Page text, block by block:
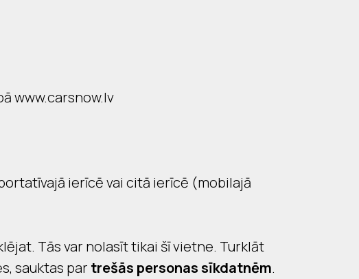
www.carsnow.lv
ierīcē vai citā ierīcē (mobilajā
Tās var nolasīt tikai šī vietne. Turklāt
sauktas par trešās personas sīkdatnēm.